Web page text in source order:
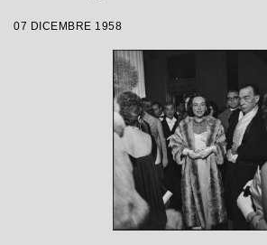
diretta da Antonino Votto
Margherita Wallmann
07 DICEMBRE 1958